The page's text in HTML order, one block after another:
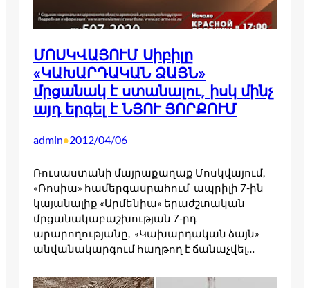
ՄՈՍԿՎԱՅՈՒՄ Սիբիլը
«ԿԱԽԱՐԴԱԿԱՆ ՁԱՅՆ»
մրցանակ է ստանալու, իսկ մինչ
այդ երգել է ՆՅՈՒ ՅՈՐՔՈՒՄ
admin•2012/04/06
Ռուսաստանի մայրաքաղաք Մոսկվայում,
«Ռոսիա» համերգասրահում ապրիլի 7-ին
կայանալիք «Արմենիա» երաժշտական
մրցանակաբաշխության 7-րդ
արարողությանը, «Կախարդական ձայն»
անվանակարգում հաղթող է ճանաչվել…